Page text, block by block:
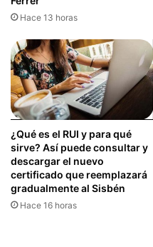
Hace 13 horas
¿Qué es el RUI y para qué
sirve? Así puede consultar y
descargar el nuevo
certificado que reemplazará
gradualmente al Sisbén
Hace 16 horas